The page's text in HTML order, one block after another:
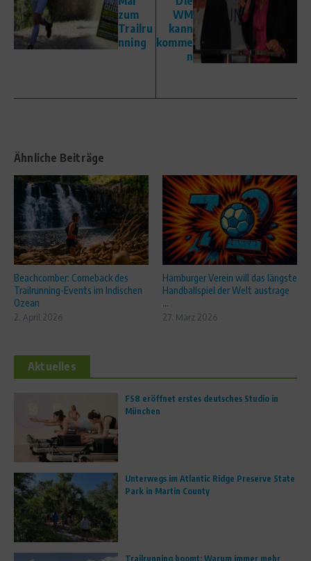
zum
Trailru
nning
WM
kann
komme
n
Ähnliche Beiträge
Beachcomber: Comeback des
Trailrunning-Events im Indischen
Ozean
2. April 2026
Hamburger Verein will das längste
Handballspiel der Welt austrage
...
27. März 2026
Aktuelles
FS8 eröffnet erstes deutsches Studio in
München
Unterwegs im Atlantic Ridge Preserve State
Park in Martin County
Trailrunning boomt: Warum immer mehr